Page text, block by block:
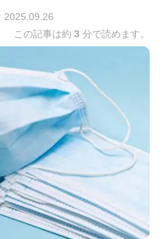
2025.09.26
この記事は約 3 分で読めます。